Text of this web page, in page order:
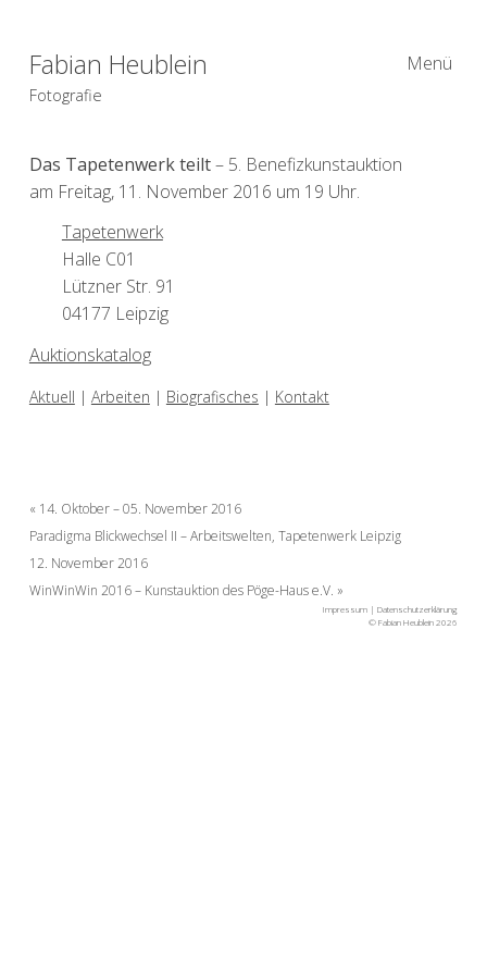
Fabian Heublein
Fotografie
Menü
Das Tapetenwerk teilt– 5. Benefizkunstauktion
am Freitag, 11. November 2016 um 19 Uhr.
Tapetenwerk
Halle C01
Lützner Str. 91
04177 Leipzig
Auktionskatalog
Aktuell | Arbeiten | Biografisches | Kontakt
Beitragsnavigation
14. Oktober – 05. November 2016
Paradigma Blickwechsel II – Arbeitswelten, Tapetenwerk Leipzig
12. November 2016
WinWinWin 2016 – Kunstauktion des Pöge-Haus e.V.
Impressum |Datenschutzerklärung
© Fabian Heublein 2026